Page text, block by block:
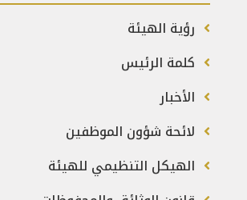
رؤية الهيئة
كلمة الرئيس
الأخبار
لائحة شؤون الموظفين
الهيكل التنظيمي للهيئة